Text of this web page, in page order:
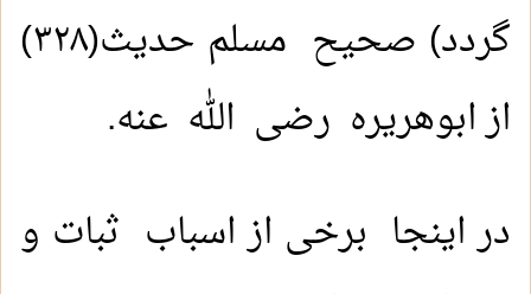
گردد) صحیح مسلم حدیث(۳۲۸)
از ابوهریره رضی الله عنه.
در اینجا برخی از اسباب ثبات و